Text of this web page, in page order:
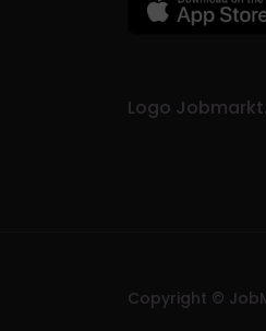
Logo
Copyright ©